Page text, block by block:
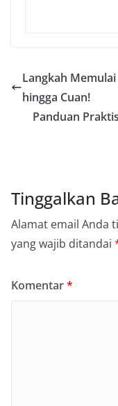
Langkah
hingga Cuan!
Panduan
Tinggalkan
Alamat email Anda
yang wajib ditandai
Komentar*